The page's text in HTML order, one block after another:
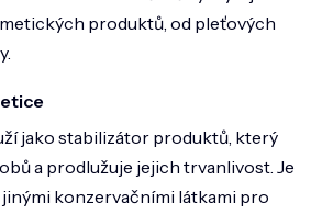
produktů, od pleťových
jako stabilizátor produktů, který
a prodlužuje jejich trvanlivost. Je
konzervačními látkami pro